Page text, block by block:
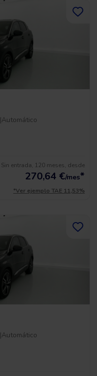
|Automático
Sin entrada, 120 meses, desde
270,64 €/mes*
*Ver ejemplo TAE 11,53%
|Automático